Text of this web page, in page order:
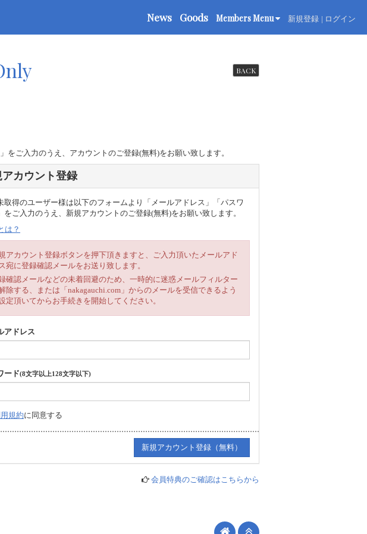
News Goods Members Menu 新規登録 ログイン
BACK
ご入力のうえ、アカウントのご登録(無料)をお願い致します。
アカウント登録
取得のユーザー様は以下のフォームより「メールアドレス」「パスワ
をご入力のうえ、新規アカウントのご登録(無料)をお願い致します。
は？
アカウント登録ボタンを押下頂きますと、ご入力頂いたメールアド
宛に登録確認メールをお送り致します。
確認メールなどの未着回避のため、一時的に迷惑メールフィルター
除する、または「nakagauchi.com」からのメールを受信できるよう
定頂いてからお手続きを開始してください。
アドレス
ード(8文字以上128文字以下)
規約に同意する
会員特典のご確認はこちらから